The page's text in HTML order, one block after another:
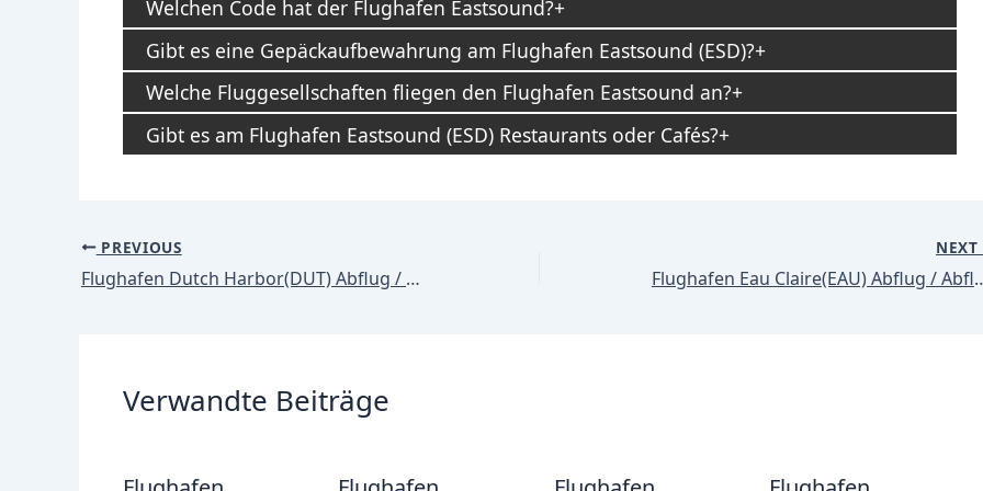
Welchen Code hat der Flughafen Eastsound?
Gibt es eine Gepäckaufbewahrung am Flughafen Eastsound (ESD)?
Welche Fluggesellschaften fliegen den Flughafen Eastsound an?
Gibt es am Flughafen Eastsound (ESD) Restaurants oder Cafés?
Post
navigation
PREVIOUS
Flughafen Dutch Harbor(DUT) Abflug / Abflüge
NEXT
Flughafen Eau
Verwandte Beiträge